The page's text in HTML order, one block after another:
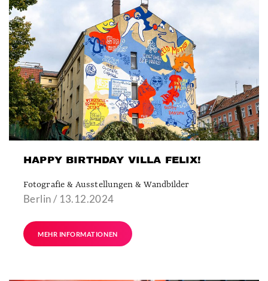
HAPPY BIRTHDAY VILLA FELIX!
Fotografie & Ausstellungen & Wandbilder
Berlin / 13.12.2024
MEHR INFORMATIONEN